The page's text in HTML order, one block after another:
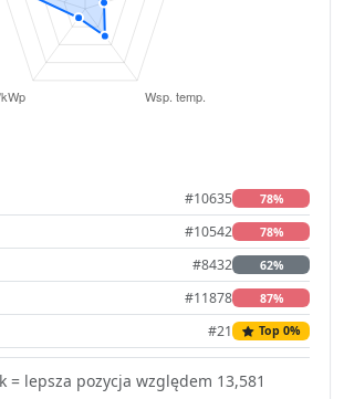
#10635 78%
#10542 78%
#8432 62%
#11878 87%
#21 Top 0%
= lepsza pozycja względem 13,581